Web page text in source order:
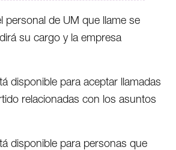
personal de UM que llame se
su cargo y la empresa
disponible para aceptar llamadas
relacionadas con los asuntos
disponible para personas que